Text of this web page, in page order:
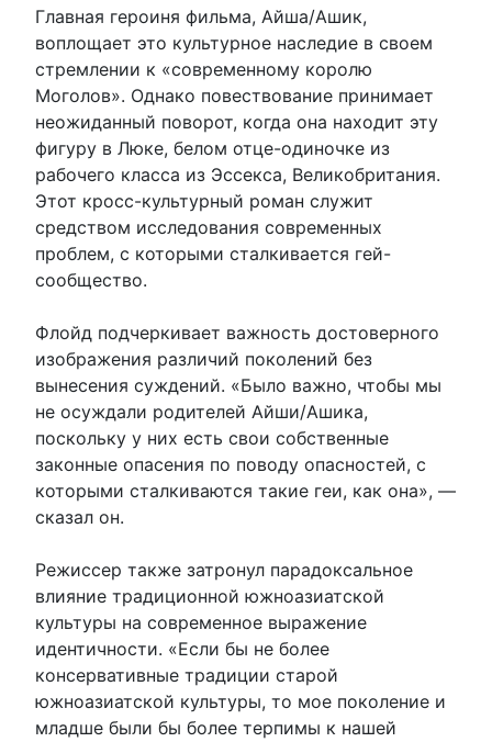
Главная героиня фильма, Айша/Ашик,
воплощает это культурное наследие в своем
стремлении к «современному королю
Моголов». Однако повествование принимает
неожиданный поворот, когда она находит эту
фигуру в Люке, белом отце-одиночке из
рабочего класса из Эссекса, Великобритания.
Этот кросс-культурный роман служит
средством исследования современных
проблем, с которыми сталкивается гей-
сообщество.
Флойд подчеркивает важность достоверного
изображения различий поколений без
вынесения суждений. «Было важно, чтобы мы
не осуждали родителей Айши/Ашика,
поскольку у них есть свои собственные
законные опасения по поводу опасностей, с
которыми сталкиваются такие геи, как она», —
сказал он.
Режиссер также затронул парадоксальное
влияние традиционной южноазиатской
культуры на современное выражение
идентичности. «Если бы не более
консервативные традиции старой
южноазиатской культуры, то мое поколение и
младше были бы более терпимы к нашей